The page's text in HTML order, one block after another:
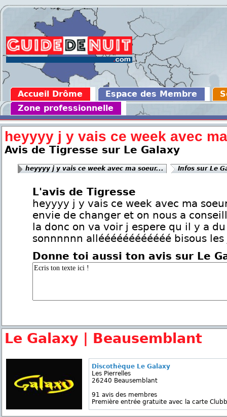
Accueil Drôme Espace des Membre
Zone professionnelle
heyyyy j y vais ce week avec
Avis de Tigresse sur Le Galaxy
heyyyy j y vais ce week avec ma soeur... Infos sur Le
L'avis de Tigresse
heyyyy j y vais ce week avec ma
envie de changer et on nous a
la donc on va voir j espere qu il y a
sonnnnnn alléééééééééééé bisous
Donne toi aussi ton avis sur Le
Le Galaxy | Beausemblant
Discothèque Le Galaxy
Les Pierrelles
26240 Beausemblant
91 avis des membres
Première entrée gratuite avec la carte